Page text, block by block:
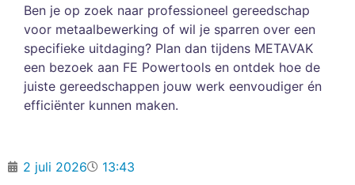
Ben je op zoek naar professioneel gereedschap
voor metaalbewerking of wil je sparren over een
specifieke uitdaging? Plan dan tijdens METAVAK
een bezoek aan FE Powertools en ontdek hoe de
juiste gereedschappen jouw werk eenvoudiger én
efficiënter kunnen maken.
2 juli 2026 13:43